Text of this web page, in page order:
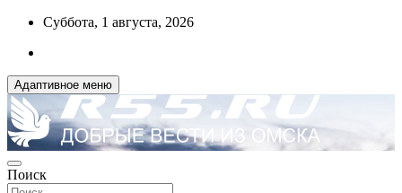
Перейти
содержимому
Суббота, 1 августа, 2026
Адаптивное меню
R55.RU
ДОБРЫЕ ВЕСТИ ИЗ ОМСКА
Поиск